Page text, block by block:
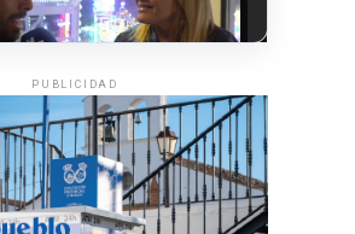
FIESTAS COLOMBINAS
·Huelvatv
PUBLICIDAD